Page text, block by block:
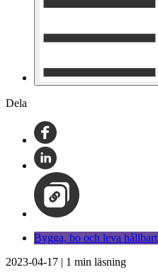
Dela
Bygga, bo och leva hållbart
2023-04-17 | 1 min läsning